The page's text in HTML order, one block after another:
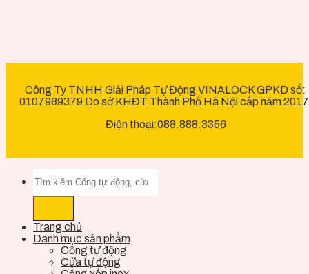
Công Ty TNHH Giải Pháp Tự Động VINALOCK GPKD số:
0107989379 Do sở KHĐT Thành Phố Hà Nội cấp năm
Điện thoại:088.888.3356
Trang chủ
Danh mục sản phẩm
Cổng tự động
Cửa tự động